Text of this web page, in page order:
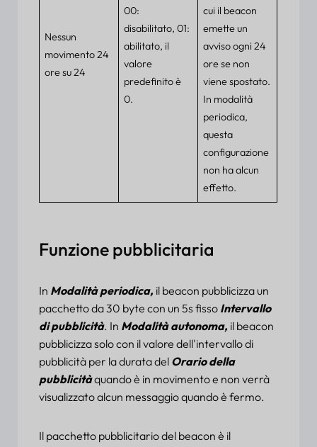
Nessun
movimento 24
ore su 24
00:
disabilitato, 01:
abilitato, il
valore
predefinito è
0.
cui il beacon
emette un
avviso ogni 24
ore se non
viene spostato.
In modalità
periodica,
questa
configurazione
non ha alcun
effetto.
Funzione pubblicitaria
In Modalità periodica, il beacon pubblicizza un
pacchetto da 30 byte con un 5s fisso Intervallo
di pubblicità. In Modalità autonoma, il beacon
pubblicizza solo con il valore dell'intervallo di
pubblicità per la durata del Orario della
pubblicitàquando è in movimento e non verrà
visualizzato alcun messaggio quando è fermo.
Il pacchetto pubblicitario del beacon è il